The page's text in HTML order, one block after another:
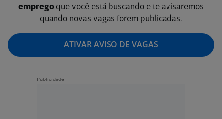
emprego que você está buscando e te avisaremos
quando novas vagas forem publicadas.
ATIVAR AVISO DE VAGAS